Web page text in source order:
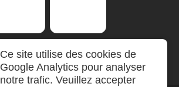
Ce site utilise des cookies de
Google Analytics pour analyser
notre trafic. Veuillez accepter